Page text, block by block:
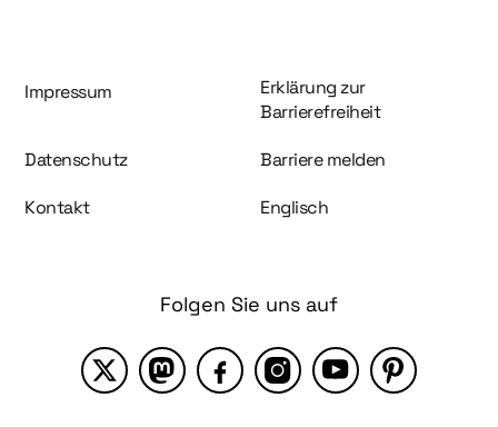
Information und Service
Impressum
Erklärung zur
Barrierefreiheit
Datenschutz Barriere melden
Kontakt Englisch
Folgen Sie uns auf